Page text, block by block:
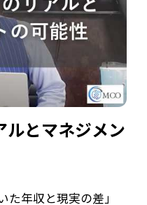
とマネジメン
年収と現実の差」